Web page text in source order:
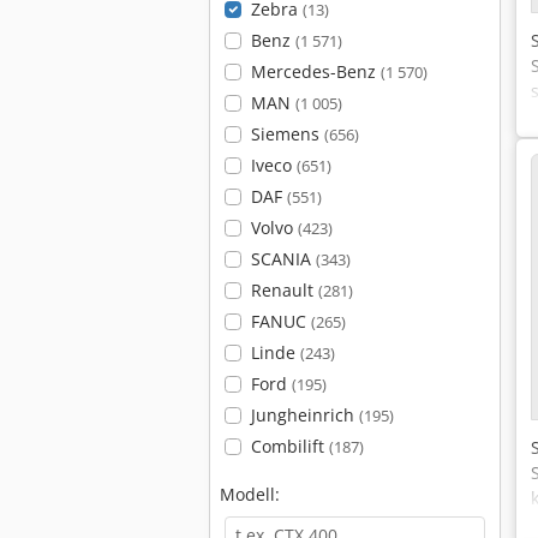
Zebra (13)
Benz (1 571)
Mercedes-Benz (1 570)
MAN (1 005)
Siemens (656)
Iveco (651)
DAF (551)
Volvo (423)
SCANIA (343)
Renault (281)
FANUC (265)
Linde (243)
Ford (195)
Jungheinrich (195)
Combilift (187)
Modell: